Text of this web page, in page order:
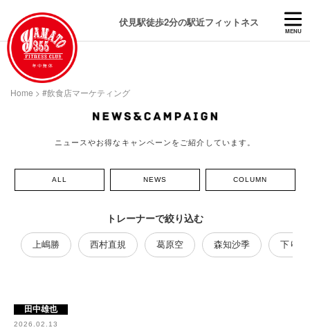
伏見駅徒歩2分の駅近フィットネス
MENU
Home > #飲食店マーケティング
ニュースやお得なキャンペーンをご紹介しています。
ALL NEWS COLUMN
トレーナーで絞り込む
上嶋勝 西村直規 葛原空 森知沙季 下り
田中雄也
2026.02.13